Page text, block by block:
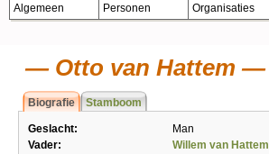
Algemeen Personen Organisaties
Otto van Hattem
Biografie Stamboom
Geslacht:
Man
Vader:
Willem van Hattem